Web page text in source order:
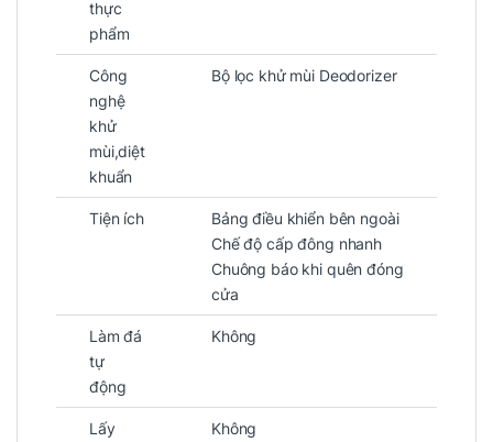
thực
phẩm
Công
nghệ
khử
mùi,diệt
khuẩn
Bộ lọc khử mùi Deodorizer
Tiện ích
Bảng điều khiển bên ngoài
Chế độ cấp đông nhanh
Chuông báo khi quên đóng
cửa
Làm đá
tự
động
Không
Lấy
Không